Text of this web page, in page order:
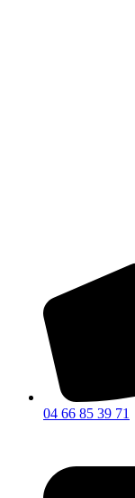
04 66 85 39 71